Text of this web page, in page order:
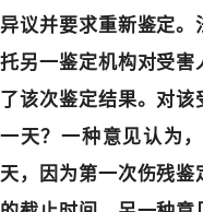
异议并要求重新鉴定
托另一鉴定机构对受
了该次鉴定结果。对
一天？一种意见认为
天，因为第一次伤残